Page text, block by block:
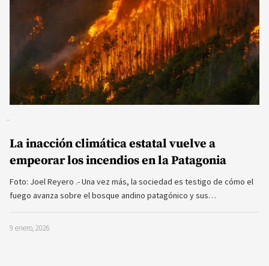
La inacción climática estatal vuelve a
empeorar los incendios en la Patagonia
Foto: Joel Reyero .- Una vez más, la sociedad es testigo de cómo el
fuego avanza sobre el bosque andino patagónico y sus…
9 enero, 2026